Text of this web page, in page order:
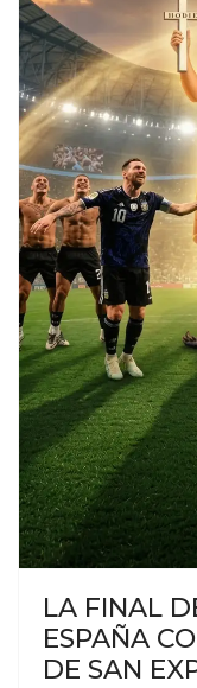
LA FINAL
ESPAÑA
DE SAN